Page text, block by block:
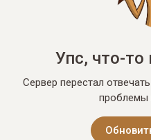
Упс, что-
Сервер перестал
проблемы